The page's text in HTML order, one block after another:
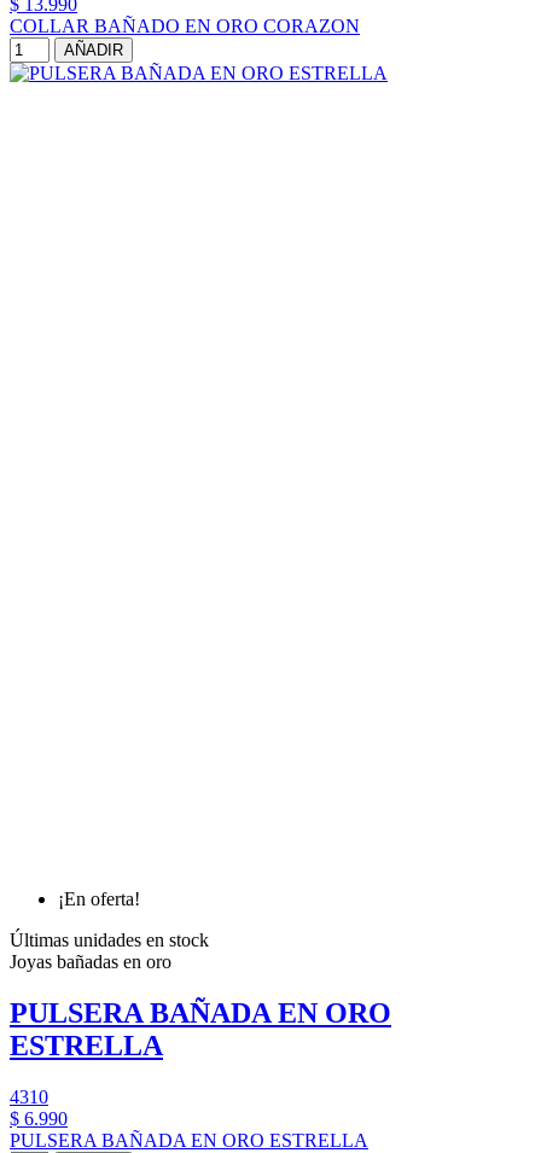
$ 13.990
COLLAR BAÑADO EN ORO CORAZON
AÑADIR
¡En oferta!
Últimas unidades en stock
Joyas bañadas en oro
PULSERA BAÑADA EN ORO
ESTRELLA
4310
$ 6.990
PULSERA BAÑADA EN ORO ESTRELLA